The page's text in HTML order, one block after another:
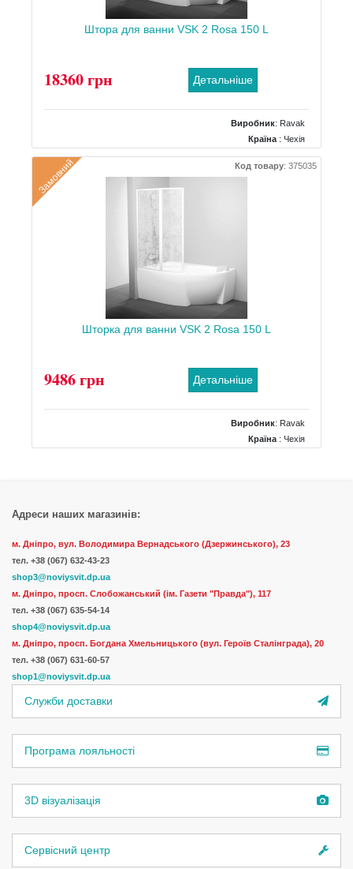
Штора для ванни VSK 2 Rosa 150 L
18360 грн Детальніше
Виробник: Ravak
Країна : Чехія
Розміри: 1500х1500
: Складна гармошка
Замовний Код товару: 375035
Шторка для ванни VSK 2 Rosa 150 L
9486 грн Детальніше
Виробник: Ravak
Країна : Чехія
Адреси наших магазинів:
м. Дніпро, вул. Володимира Вернадського (Дзержинського), 23
тел. +38 (067) 632-43-23
shop3@noviysvit.dp.ua
м. Дніпро, просп. Слобожанський (ім. Газети "Правда"), 117
тел. +38 (067) 635-54-14
shop4@noviysvit.dp.ua
м. Дніпро, просп. Богдана Хмельницького (вул. Героїв Сталінграда), 20
тел. +38 (067) 631-60-57
shop1@noviysvit.dp.ua
Служби доставки
Програма лояльності
3D візуалізація
Сервісний центр